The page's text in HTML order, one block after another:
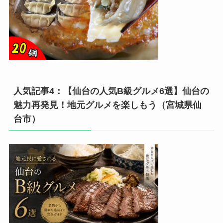
人気記事4：【仙台の人気B級グルメ6選】仙台の
魅力再発見！地元グルメを楽しもう（宮城県仙
台市）